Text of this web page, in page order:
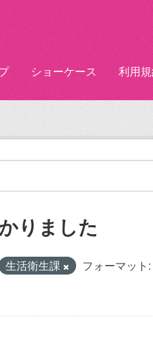
ショーケース 利用
りました
生活衛生課
フォーマット: